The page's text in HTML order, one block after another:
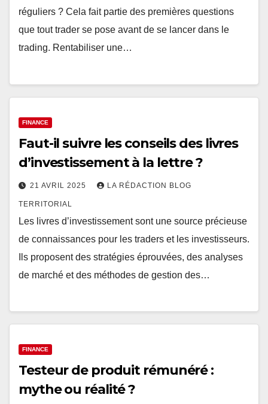
réguliers ? Cela fait partie des premières questions
que tout trader se pose avant de se lancer dans le
trading. Rentabiliser une…
FINANCE
Faut-il suivre les conseils des livres
d’investissement à la lettre ?
21 AVRIL 2025 LA RÉDACTION BLOG
TERRITORIAL
Les livres d’investissement sont une source précieuse
de connaissances pour les traders et les investisseurs.
Ils proposent des stratégies éprouvées, des analyses
de marché et des méthodes de gestion des…
FINANCE
Testeur de produit rémunéré :
mythe ou réalité ?